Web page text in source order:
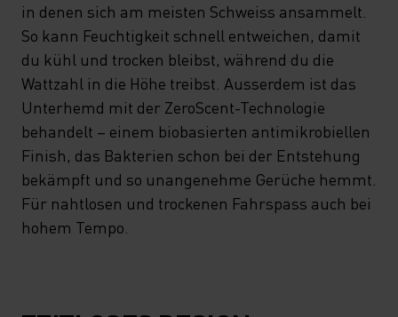
in denen sich am meisten Schweiss ansammelt.
So kann Feuchtigkeit schnell entweichen, damit
du kühl und trocken bleibst, während du die
Wattzahl in die Höhe treibst. Ausserdem ist das
Unterhemd mit der ZeroScent-Technologie
behandelt – einem biobasierten antimikrobiellen
Finish, das Bakterien schon bei der Entstehung
bekämpft und so unangenehme Gerüche hemmt.
Für nahtlosen und trockenen Fahrspass auch bei
hohem Tempo.